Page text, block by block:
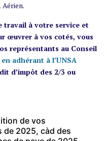
travail à votre service et
œuvrer à vos cotés, vous
représentants au Conseil
en adhérant à l’UNSA
d’impôt des 2/3 ou